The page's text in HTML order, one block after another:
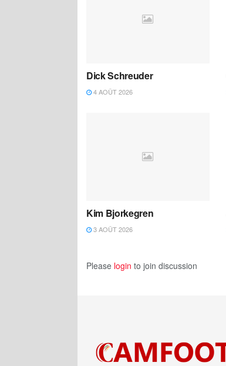
Dick Schreuder
4 AOÛT 2026
Kim Bjorkegren
3 AOÛT 2026
Please login to join discussion